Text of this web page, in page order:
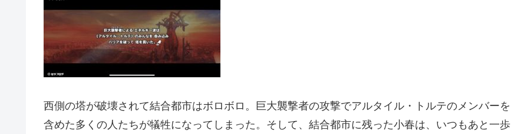
西側の塔が破壊されて結合都市はボロボロ。巨大襲撃者の攻撃でアルタイル・トルテのメンバーを
含めた多くの人たちが犠牲になってしまった。そして、結合都市に残った小春は、いつもあと一歩